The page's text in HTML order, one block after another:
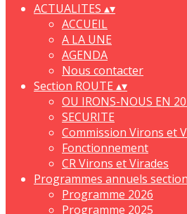
ACTUALITES ▴▾
ACCUEIL
A LA UNE
AGENDA
Nous contacter
Section ROUTE ▴▾
OU IRONS-NOUS EN
SECURITE
Commission Virons et
Fonctionnement
CR Virons et Virades
Programmes annuels
Programme 2026
Programme 2025